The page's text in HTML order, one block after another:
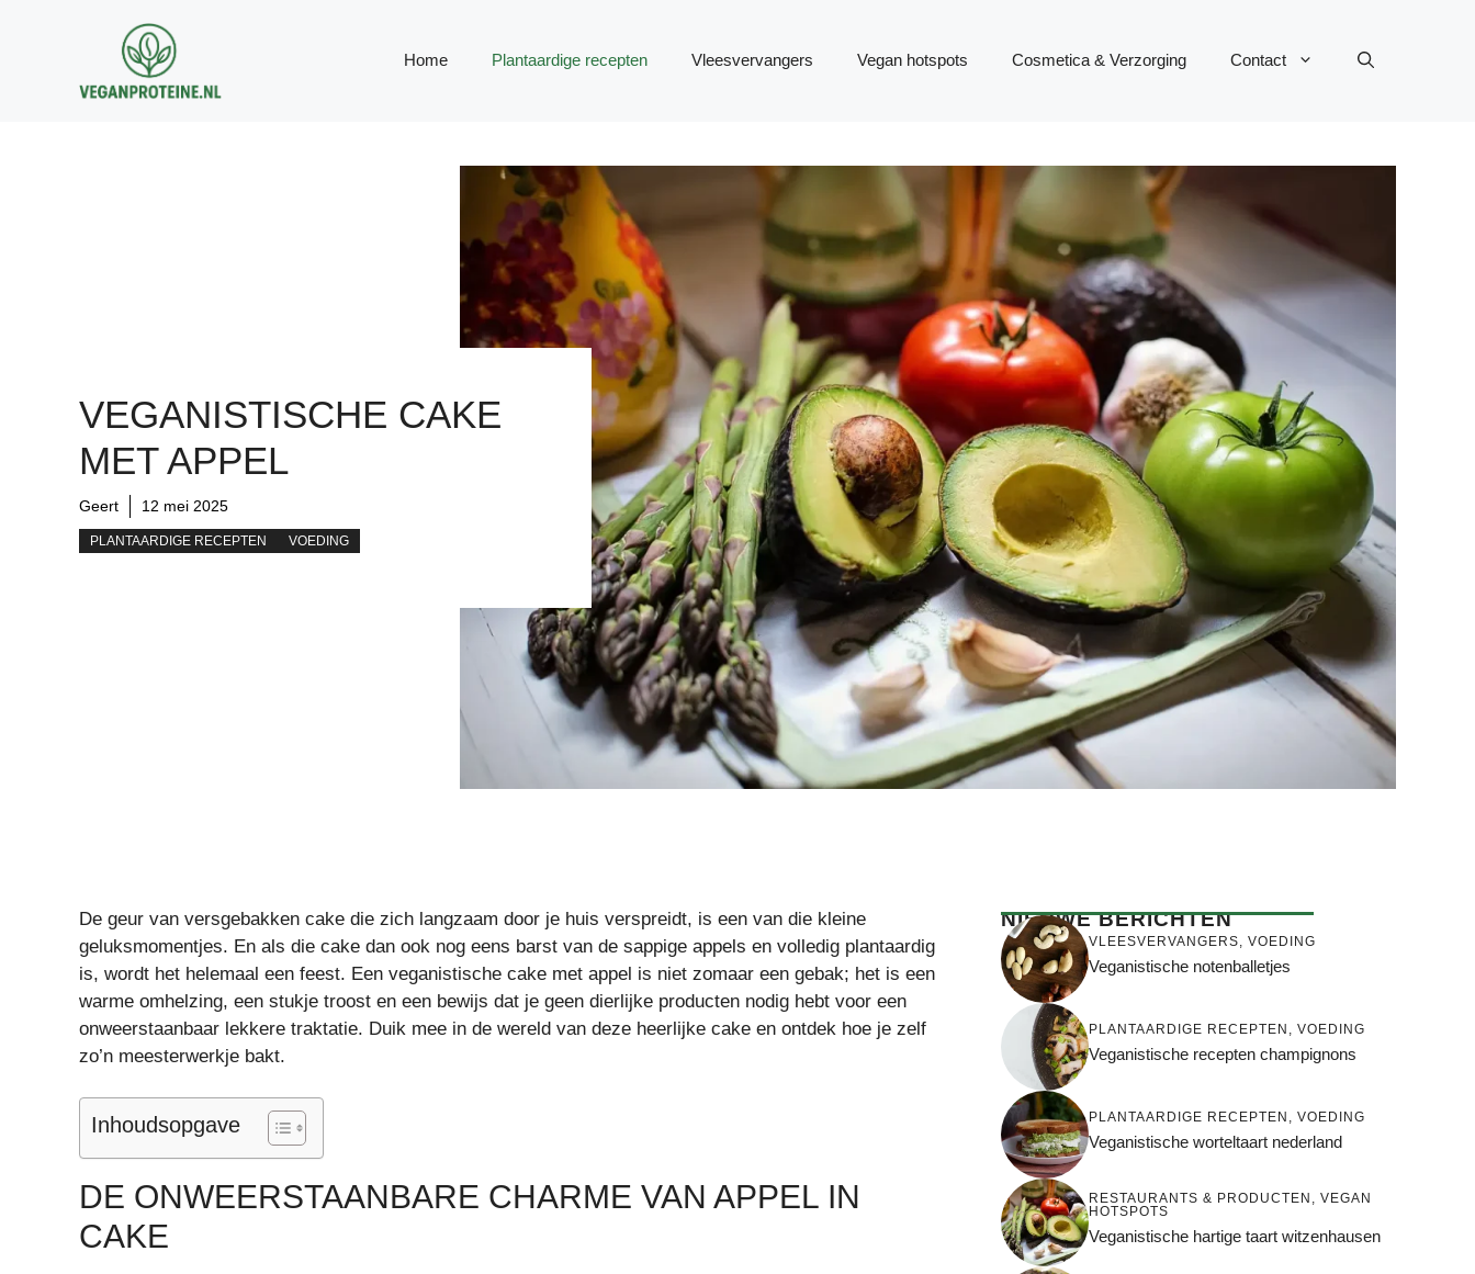
Home Plantaardige recepten Vleesvervangers Vegan hotspots Cosmetica & Verzorging Contact
VEGANISTISCHE CAKE
MET APPEL
Geert 12 mei 2025
PLANTAARDIGE RECEPTEN VOEDING
De geur van versgebakken cake die zich langzaam door je huis verspreidt, is een van die kleine
geluksmomentjes. En als die cake dan ook nog eens barst van de sappige appels en volledig plantaardig
is, wordt het helemaal een feest. Een veganistische cake met appel is niet zomaar een gebak; het is een
warme omhelzing, een stukje troost en een bewijs dat je geen dierlijke producten nodig hebt voor een
onweerstaanbaar lekkere traktatie. Duik mee in de wereld van deze heerlijke cake en ontdek hoe je zelf
zo’n meesterwerkje bakt.
Inhoudsopgave
DE ONWEERSTAANBARE CHARME VAN APPEL IN
CAKE
NIEUWE BERICHTEN
VLEESVERVANGERS, VOEDING
Veganistische notenballetjes
PLANTAARDIGE RECEPTEN , VOEDING
Veganistische recepten champignons
PLANTAARDIGE RECEPTEN , VOEDING
Veganistische worteltaart nederland
RESTAURANTS & PRODUCTEN , VEGAN
HOTSPOTS
Veganistische hartige taart witzenhausen